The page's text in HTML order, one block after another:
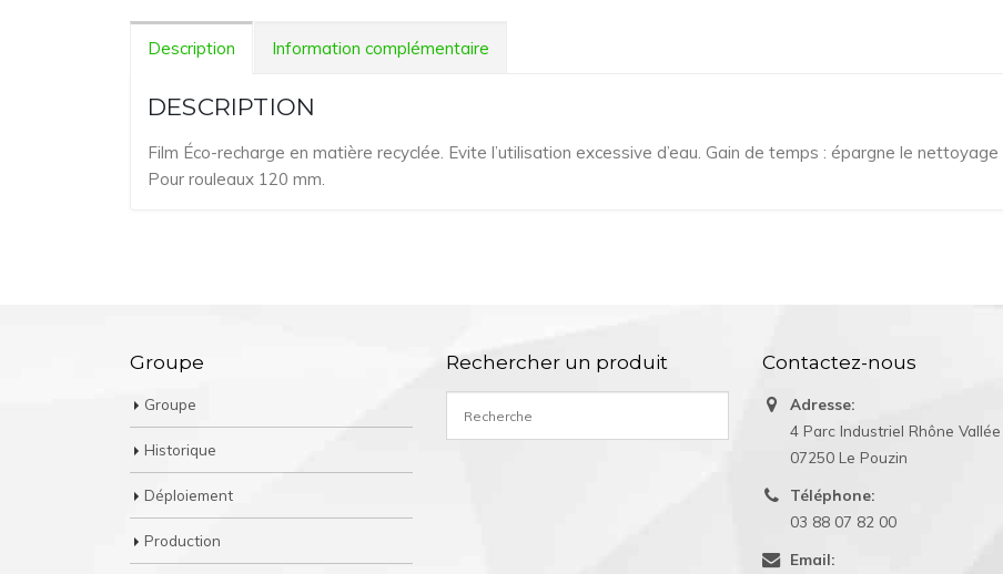
Description Information complémentaire
DESCRIPTION
Film Éco-recharge en matière recyclée. Evite l’utilisation excessive d’eau. Gain de temps : épargne le
Pour rouleaux 120 mm.
Groupe
Groupe
Historique
Déploiement
Production
Rechercher un produit Contactez-nous
Adresse:
4 Parc Industriel Rhône
07250 Le Pouzin
Téléphone:
03 88 07 82 00
Email: